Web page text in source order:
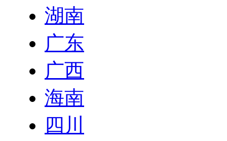
湖南
广东
广西
海南
四川